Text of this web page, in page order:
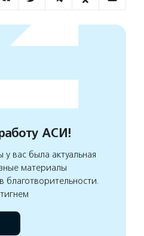
АСИ!
вас была актуальная
материалы